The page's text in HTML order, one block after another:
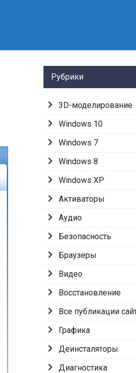
Рубрики
3D-моделирование
Windows 10
Windows 7
Windows 8
Windows XP
Активаторы
Аудио
Безопасность
Браузеры
Видео
Восстановление
Все публикации
Графика
Деинсталяторы
Диагностика